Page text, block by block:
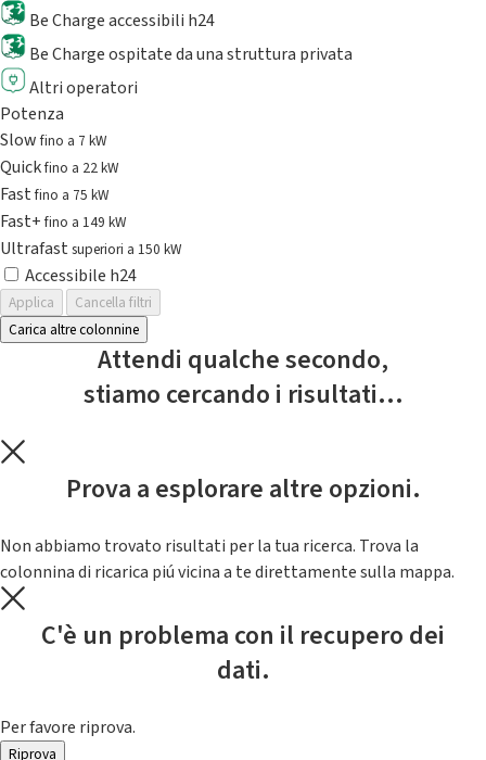
Be Charge accessibili h24
Be Charge ospitate da una struttura privata
Altri operatori
Potenza
Slowfino a 7 kW
Quickfino a 22 kW
Fastfino a 75 kW
Fast+fino a 149 kW
Ultrafast superiori a 150 kW
Accessibile h24
Applica
Cancella filtri
Carica altre colonnine
Attendi qualche secondo,
stiamo cercando i risultati...
Prova a esplorare altre opzioni.
Non abbiamo trovato risultati per la tua ricerca. Trova la
colonnina di ricarica piú vicina a te direttamente sulla mappa.
C'è un problema con il recupero dei
dati.
Per favore riprova.
Riprova